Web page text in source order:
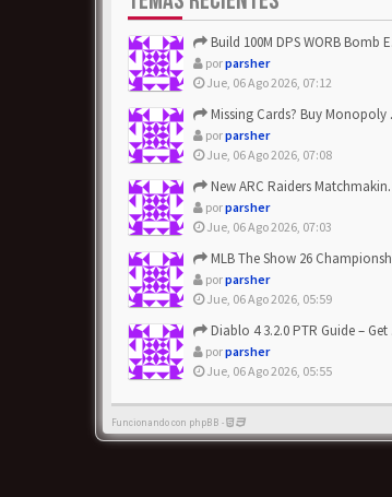
Build 100M DPS WORB Bomb Elementalist Fast - Grab POE Curren...
porparsher
Jue, 06 Ago 2026, 07:12
Missing Cards? Buy Monopoly Go Happy Harvest with Looney Tun...
porparsher
Jue, 06 Ago 2026, 07:08
New ARC Raiders Matchmaking Update: Stop Failed - Grab Bluep...
porparsher
Jue, 06 Ago 2026, 07:03
MLB The Show 26 Championship Series Update! Get Cheap & ...
porparsher
Jue, 06 Ago 2026, 05:59
Diablo 4 3.2.0 PTR Guide – Get 8% Off Items Quickly to Test ...
porparsher
Jue, 06 Ago 2026, 05:55
Funcionando con phpBB -